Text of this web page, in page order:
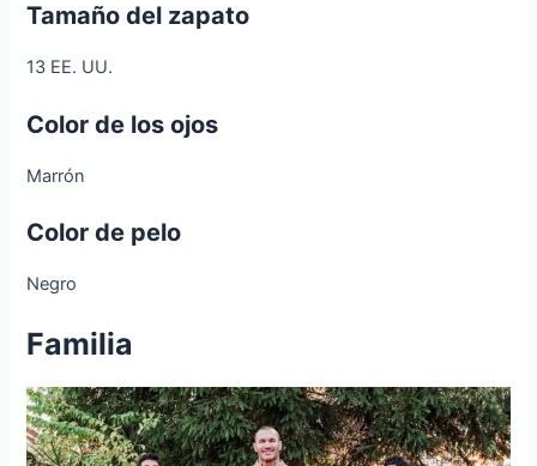
Tamaño del zapato
13 EE. UU.
Color de los ojos
Marrón
Color de pelo
Negro
Familia